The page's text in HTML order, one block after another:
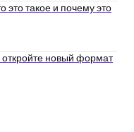
такое и почему это
новый формат